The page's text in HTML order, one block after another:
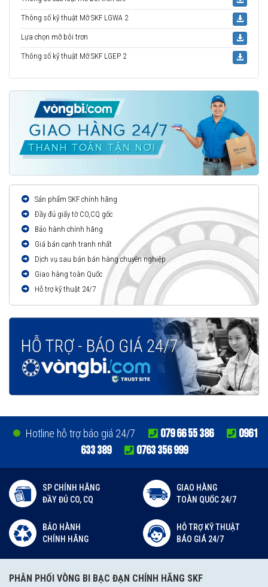
Thông số kỹ thuật Mỡ SKF LGWA 2
Lựa chọn mỡ bôi trơn
Thông số kỹ thuật Mỡ SKF LGEP 2
Sản phẩm SKF chính hãng
Đầy đủ giấy tờ CO,CQ gốc
Bảo hành chính hãng
Giá bán cạnh tranh nhất
Dịch vụ sau bán bán hàng chuyên nghiệp
Giao hàng toàn Quốc
Hỗ trợ kỹ thuật 24/7
Hotline hỗ trợ báo giá 24/7 079 66 55 386
0961
633 389
0763 356 999
SP CHÍNH HÃNG
ĐẦY ĐỦ CO, CQ
GIAO HÀNG
TOÀN QUỐC 24/7
BẢO HÀNH
CHÍNH HÃNG
HỖ TRỢ KỸ THUẬT
BÁO GIÁ 24/7
PHÂN PHỐI VÒNG BI BẠC ĐẠN CHÍNH HÃNG SKF